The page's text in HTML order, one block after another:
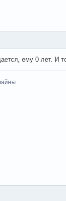
ему 0 лет. И